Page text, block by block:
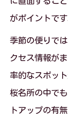
季節
す
品種ごと
季節
ク
しだ
桜の
がポイントです
季節の便りで
クセス情報が
率的なスポッ
桜名所の中で
トアップの有